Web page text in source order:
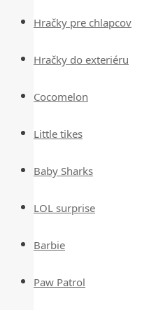
Hračky pre chlapcov
Hračky do exteriéru
Cocomelon
Little tikes
Baby Sharks
LOL surprise
Barbie
Paw Patrol